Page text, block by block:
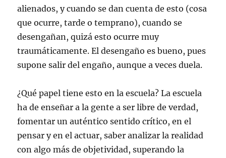
alienados, y cuando se dan cuenta de esto (cosa
que ocurre, tarde o temprano), cuando se
desengañan, quizá esto ocurre muy
traumáticamente. El desengaño es bueno, pues
supone salir del engaño, aunque a veces duela.
¿Qué papel tiene esto en la escuela? La escuela
ha de enseñar a la gente a ser libre de verdad,
fomentar un auténtico sentido crítico, en el
pensar y en el actuar, saber analizar la realidad
con algo más de objetividad, superando la